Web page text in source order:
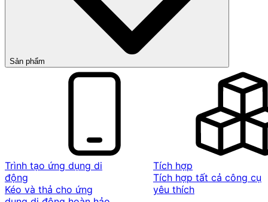
Sản phẩm
Trình tạo ứng dụng di
động
Kéo và thả cho ứng
Tích hợp
Tích hợp tất cả công cụ
yêu thích